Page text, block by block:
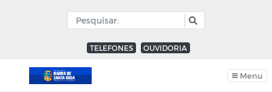
TELEFONES OUVIDORIA
Menu